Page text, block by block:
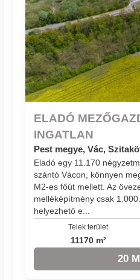
ELADÓ
INGATLAN
Pest megye, Vác,
Eladó egy 11.170
szántó Vácon, könnyen
M2-es főút mellett. Az
melléképítmény csak
helyezhető e...
Telek terület
11170 m²
20